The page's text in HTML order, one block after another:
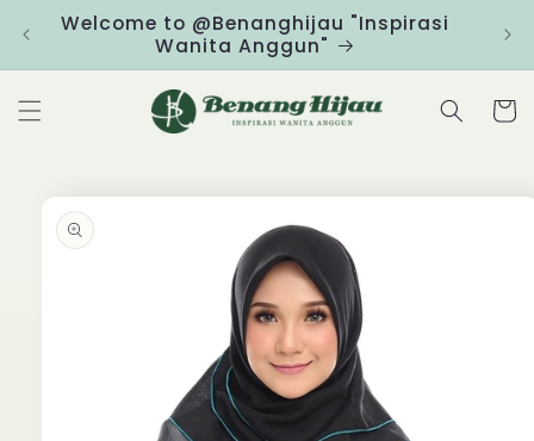
Skip to
content
Welcome to @Benanghijau "Inspirasi
Wanita Anggun"
Cart
product
information